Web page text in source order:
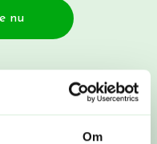
Om
nu
3322, få et tilbud
møde med os. Det er
at få et tilbud.